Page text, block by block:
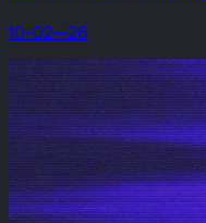
10-02—26